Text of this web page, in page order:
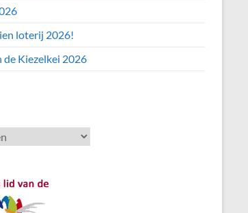
loterij 2026!
Kiezelkei 2026